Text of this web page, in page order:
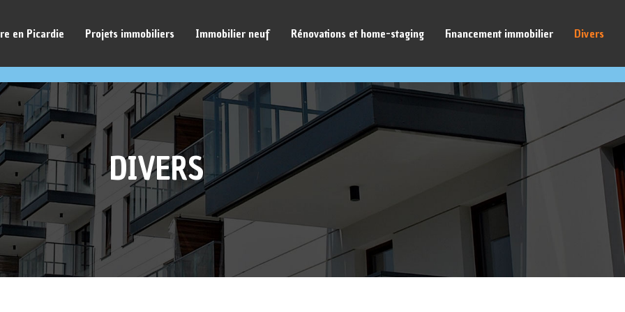
en Picardie Projets immobiliers Immobilier neuf Rénovations et home-staging Financement immobilier Divers
DIVERS